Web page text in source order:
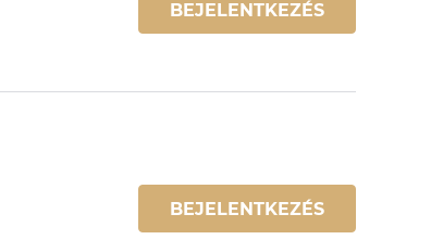
BEJELENTKEZÉS
BEJELENTKEZÉS